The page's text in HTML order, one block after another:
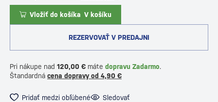
Vložiť do košíka V košíku
REZERVOVAŤ V PREDAJNI
Pri nákupe nad 120,00 € máte dopravu Zadarmo.
Štandardná cena dopravy od 4,90 €
Pridať medzi obľúbené Sledovať